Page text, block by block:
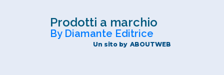
Prodotti a marchio
By Diamante Editrice
Un sito by ABOUTWEB